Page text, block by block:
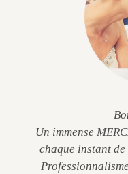
Un immense
chaque instant